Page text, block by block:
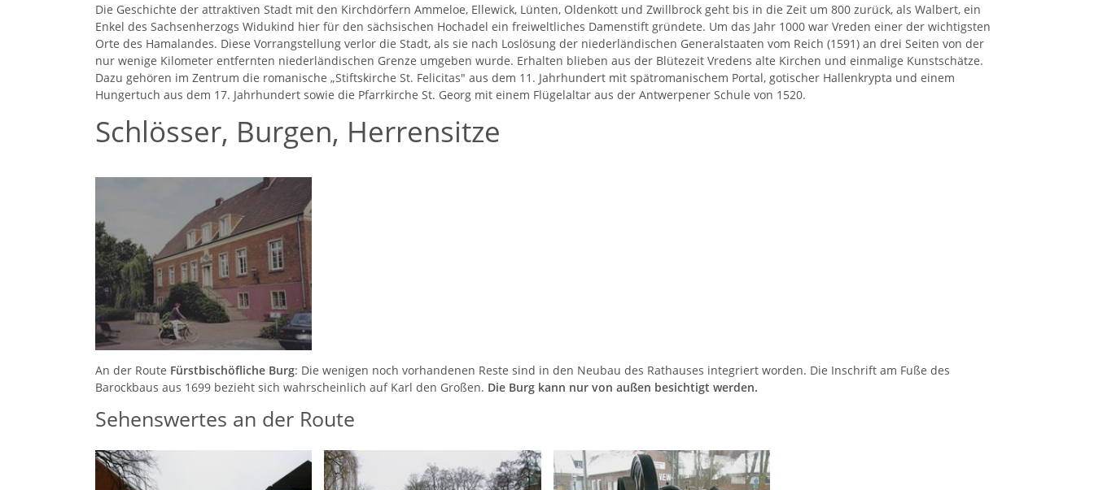
Die Geschichte der attraktiven Stadt mit den Kirchdörfern Ammeloe, Ellewick, Lünten, Oldenkott und Zwillbrock geht bis in die Zeit um 800 zurück, als Walbert, ein
Enkel des Sachsenherzogs Widukind hier für den sächsischen Hochadel ein freiweltliches Damenstift gründete. Um das Jahr 1000 war Vreden einer der wichtigsten
Orte des Hamalandes. Diese Vorrangstellung verlor die Stadt, als sie nach Loslösung der niederländischen Generalstaaten vom Reich (1591) an drei Seiten von der
nur wenige Kilometer entfernten niederländischen Grenze umgeben wurde. Erhalten blieben aus der Blütezeit Vredens alte Kirchen und einmalige Kunstschätze.
Dazu gehören im Zentrum die romanische „Stiftskirche St. Felicitas" aus dem 11. Jahrhundert mit spätromanischem Portal, gotischer Hallenkrypta und einem
Hungertuch aus dem 17. Jahrhundert sowie die Pfarrkirche St. Georg mit einem Flügelaltar aus der Antwerpener Schule von 1520.
Schlösser, Burgen, Herrensitze
An der Route Fürstbischöfliche Burg: Die wenigen noch vorhandenen Reste sind in den Neubau des Rathauses integriert worden. Die Inschrift am Fuße des
Barockbaus aus 1699 bezieht sich wahrscheinlich auf Karl den Großen. Die Burg kann nur von außen besichtigt werden.
Sehenswertes an der Route